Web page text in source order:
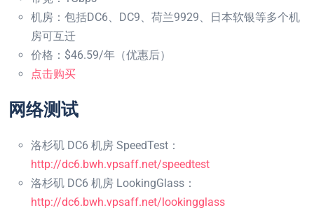
机房：包括DC6、DC9、荷兰9929、日本软银等多个机
房可互迁
价格：$46.59/年（优惠后）
点击购买
网络测试
洛杉矶 DC6 机房 SpeedTest：
http://dc6.bwh.vpsaff.net/speedtest
洛杉矶 DC6 机房 LookingGlass：
http://dc6.bwh.vpsaff.net/lookingglass